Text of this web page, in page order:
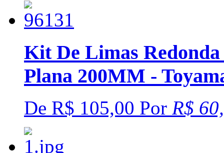
Kit De Limas
Plana 200MM -
De R$ 105,00 Por R$